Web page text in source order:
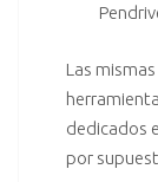
Las
dedicados
por